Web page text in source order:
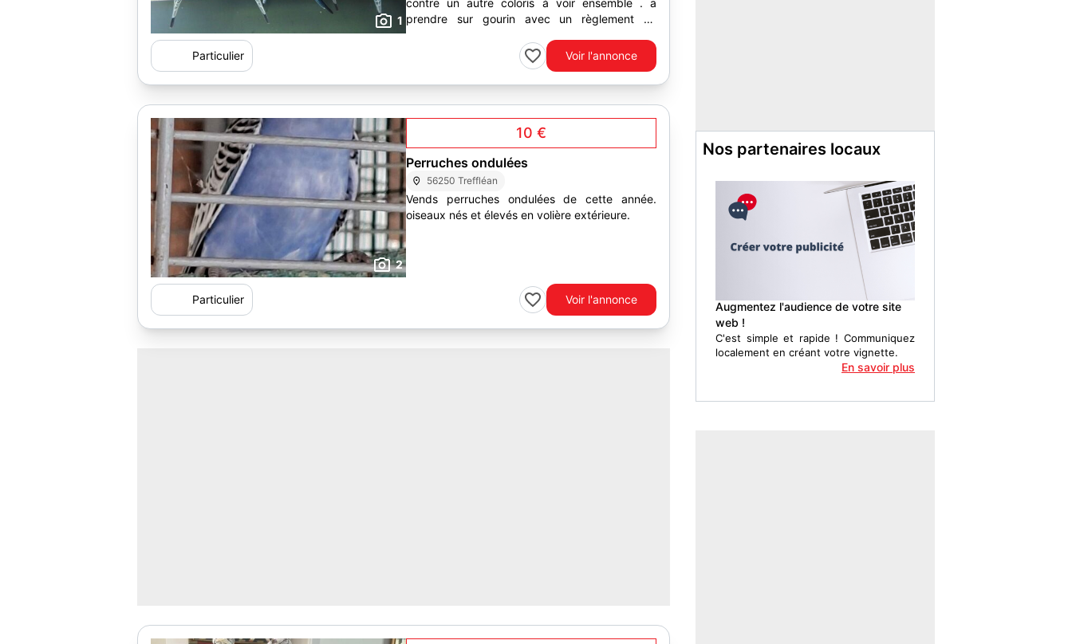
1
contre un autre coloris à voir ensemble . a
prendre sur gourin avec un règlement en
Particulier
Voir l'annonce
2
10 €
Perruches ondulées
56250 Treffléan
Vends perruches ondulées de cette année.
oiseaux nés et élevés en volière extérieure.
Particulier Voir l'annonce
Nos partenaires locaux
Augmentez l'audience de votre site
web !
C'est simple et rapide ! Communiquez
localement en créant votre vignette.
En savoir plus